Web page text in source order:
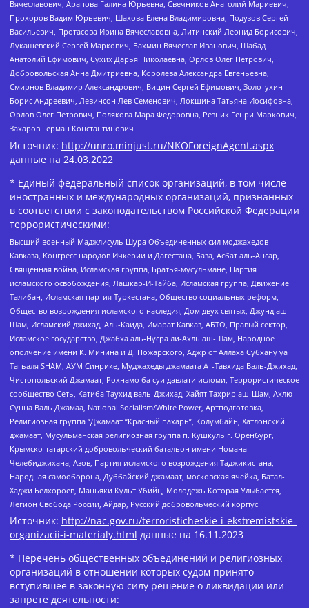
Вячеславович, Арапова Галина Юрьевна, Свечников Анатолий Мариевич,
Прохоров Вадим Юрьевич, Шахова Елена Владимировна, Подузов Сергей
Васильевич, Протасова Ирина Вячеславовна, Литинский Леонид Борисович,
Лукашевский Сергей Маркович, Бахмин Вячеслав Иванович, Шабад
Анатолий Ефимович, Сухих Дарья Николаевна, Орлов Олег Петрович,
Добровольская Анна Дмитриевна, Королева Александра Евгеньевна,
Смирнов Владимир Александрович, Вицин Сергей Ефимович, Золотухин
Борис Андреевич, Левинсон Лев Семенович, Локшина Татьяна Иосифовна,
Орлов Олег Петрович, Полякова Мара Федоровна, Резник Генри Маркович,
Захаров Герман Константинович
Источник: http://unro.minjust.ru/NKOForeignAgent.aspx
данные на 24.03.2022
* Единый федеральный список организаций, в том числе
иностранных и международных организаций, признанных
в соответствии с законодательством Российской Федерации
террористическими:
Высший военный Маджлисуль Шура Объединенных сил моджахедов
Кавказа, Конгресс народов Ичкерии и Дагестана, База, Асбат аль-Ансар,
Священная война, Исламская группа, Братья-мусульмане, Партия
исламского освобождения, Лашкар-И-Тайба, Исламская группа, Движение
Талибан, Исламская партия Туркестана, Общество социальных реформ,
Общество возрождения исламского наследия, Дом двух святых, Джунд аш-
Шам, Исламский джихад, Аль-Каида, Имарат Кавказ, АБТО, Правый сектор,
Исламское государство, Джабха аль-Нусра ли-Ахль аш-Шам, Народное
ополчение имени К. Минина и Д. Пожарского, Аджр от Аллаха Субхану уа
Тагьаля SHAM, АУМ Синрике, Муджахеды джамаата Ат-Тавхида Валь-Джихад,
Чистопольский Джамаат, Рохнамо ба суи давлати исломи, Террористическое
сообщество Сеть, Катиба Таухид валь-Джихад, Хайят Тахрир аш-Шам, Ахлю
Сунна Валь Джамаа, National Socialism/White Power, Артподготовка,
Религиозная группа “Джамаат “Красный пахарь”, Колумбайн, Хатлонский
джамаат, Мусульманская религиозная группа п. Кушкуль г. Оренбург,
Крымско-татарский добровольческий батальон имени Номана
Челебиджихана, Азов, Партия исламского возрождения Таджикистана,
Народная самооборона, Дуббайский джамаат, московская ячейка, Батал-
Хаджи Белхороев, Маньяки Культ Убийц, Молодёжь Которая Улыбается,
Легион Свобода России, Айдар, Русский добровольческий корпус
Источник: http://nac.gov.ru/terroristicheskie-i-ekstremistskie-
organizacii-i-materialy.html данные на 16.11.2023
* Перечень общественных объединений и религиозных
организаций в отношении которых судом принято
вступившее в законную силу решение о ликвидации или
запрете деятельности: